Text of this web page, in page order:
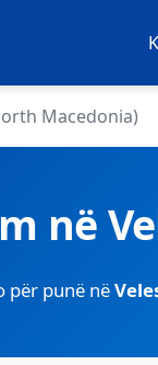
Macedonia)
në
për punë në